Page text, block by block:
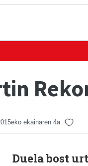
ekainaren 4a
Duela bost